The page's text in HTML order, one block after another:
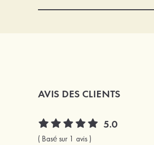
AVIS DES CLIENTS
5.0
( Basé sur 1 avis )